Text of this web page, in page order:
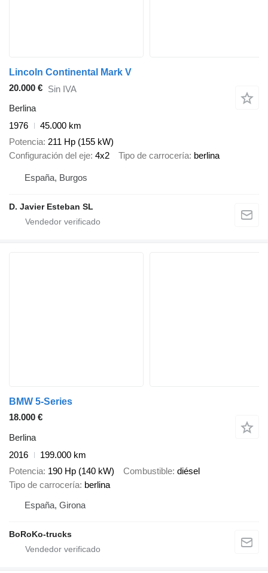
Lincoln Continental Mark V
20.000 € Sin IVA
Berlina
1976
45.000 km
Potencia 211 Hp (155 kW)
Configuración del eje 4x2 Tipo de carrocería berlina
España, Burgos
D. Javier Esteban SL
BMW 5-Series
18.000 €
Berlina
2016
199.000 km
Potencia 190 Hp (140 kW) Combustible diésel
Tipo de carrocería berlina
España, Girona
BoRoKo-trucks